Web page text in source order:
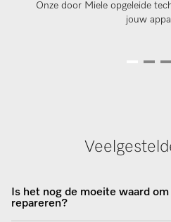
Onze door Miele opgeleide
jouw
Is het nog de moeite waard
repareren?